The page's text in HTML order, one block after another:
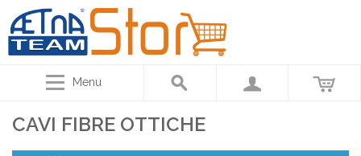
Menu
CAVI FIBRE OTTICHE